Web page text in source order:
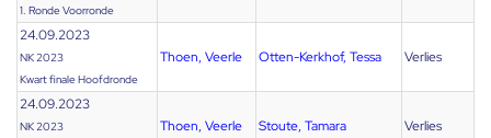
1. Ronde Voorronde
24.09.2023
NK 2023
Kwart finale Hoofdronde
Thoen, Veerle Otten-Kerkhof, Tessa Verlies
24.09.2023
NK 2023
Thoen, Veerle Stoute, Tamara Verlies